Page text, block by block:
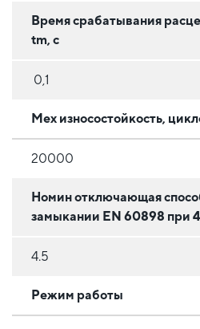
Время срабатывания
tm, с
0,1
Мех износостойкость,
20000
Номин отключающая
замыкании EN 60898 при
4.5
Режим работы